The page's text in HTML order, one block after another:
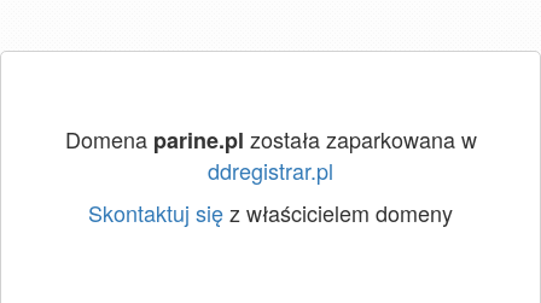
Domena parine.pl została zaparkowana w
ddregistrar.pl
Skontaktuj sięz właścicielem domeny